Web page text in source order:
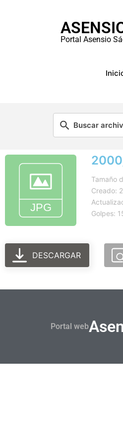
Portal Asensio
Tamaño
Creado:
Golpes:
DESCARGAR
Portal web